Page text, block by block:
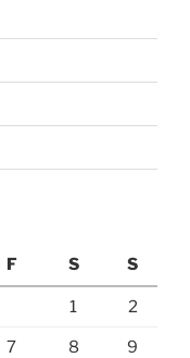
F S S
1 2
7 8 9